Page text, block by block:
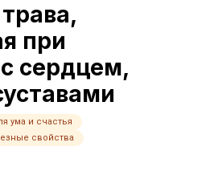
при
сердцем,
ума и счастья
свойства